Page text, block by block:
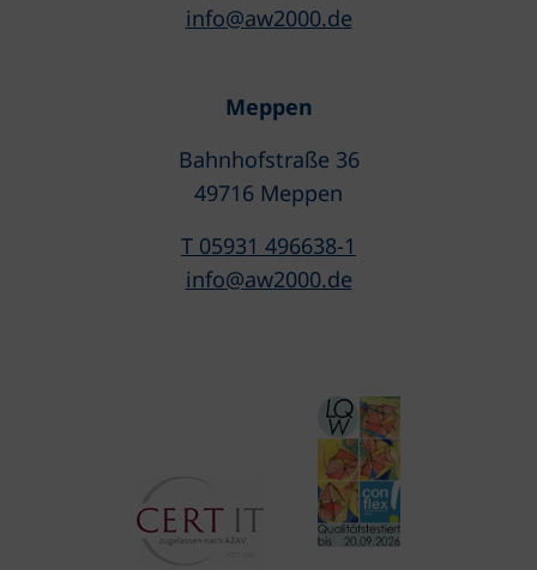
info@aw2000.de
Meppen
Bahnhofstraße 36
49716 Meppen
T 05931 496638-1
info@aw2000.de